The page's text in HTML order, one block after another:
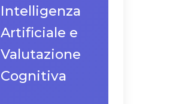
Intelligenza
Artificiale e
Valutazione
Cognitiva